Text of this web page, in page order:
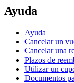
Ayuda
Ayuda
Cancelar un
Cancelar una
Plazos de
Utilizar un
Documentos